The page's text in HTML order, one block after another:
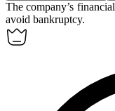
The company’s financial
avoid bankruptcy.